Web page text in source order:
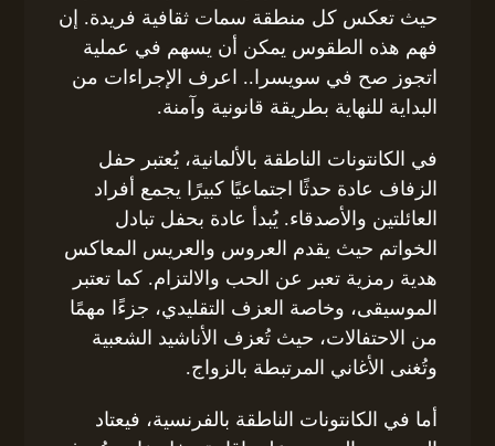
حيث تعكس كل منطقة سمات ثقافية فريدة. إن
فهم هذه الطقوس يمكن أن يسهم في عملية
اتجوز صح في سويسرا.. اعرف الإجراءات من
البداية للنهاية بطريقة قانونية وآمنة.
في الكانتونات الناطقة بالألمانية، يُعتبر حفل
الزفاف عادة حدثًا اجتماعيًا كبيرًا يجمع أفراد
العائلتين والأصدقاء. يُبدأ عادة بحفل تبادل
الخواتم حيث يقدم العروس والعريس المعاكس
هدية رمزية تعبر عن الحب والالتزام. كما تعتبر
الموسيقى، وخاصة العزف التقليدي، جزءًا مهمًا
من الاحتفالات، حيث تُعزف الأناشيد الشعبية
وتُغنى الأغاني المرتبطة بالزواج.
أما في الكانتونات الناطقة بالفرنسية، فيعتاد